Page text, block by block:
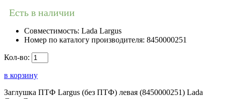
Есть в наличии
Совместимость: Lada Largus
Номер по каталогу производителя: 8450000251
Кол-во:
в корзину
Заглушка ПТФ Largus (без ПТФ) левая (8450000251) Lada